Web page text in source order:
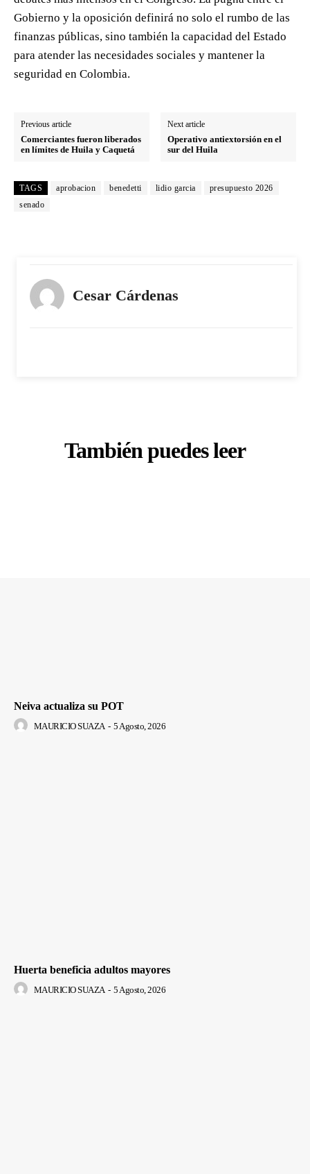
Gobierno y la oposición definirá no solo el rumbo de las
finanzas públicas, sino también la capacidad del Estado
para atender las necesidades sociales y mantener la
seguridad en Colombia.
Previous article
Comerciantes fueron liberados
en límites de Huila y Caquetá
Next article
Operativo antiextorsión en el
sur del Huila
TAGS aprobacion benedetti lidio garcia
presupuesto 2026
senado
Cesar Cárdenas
También puedes leer
Neiva actualiza su POT
MAURICIO SUAZA - 5 Agosto, 2026
Huerta beneficia adultos mayores
MAURICIO SUAZA - 5 Agosto, 2026